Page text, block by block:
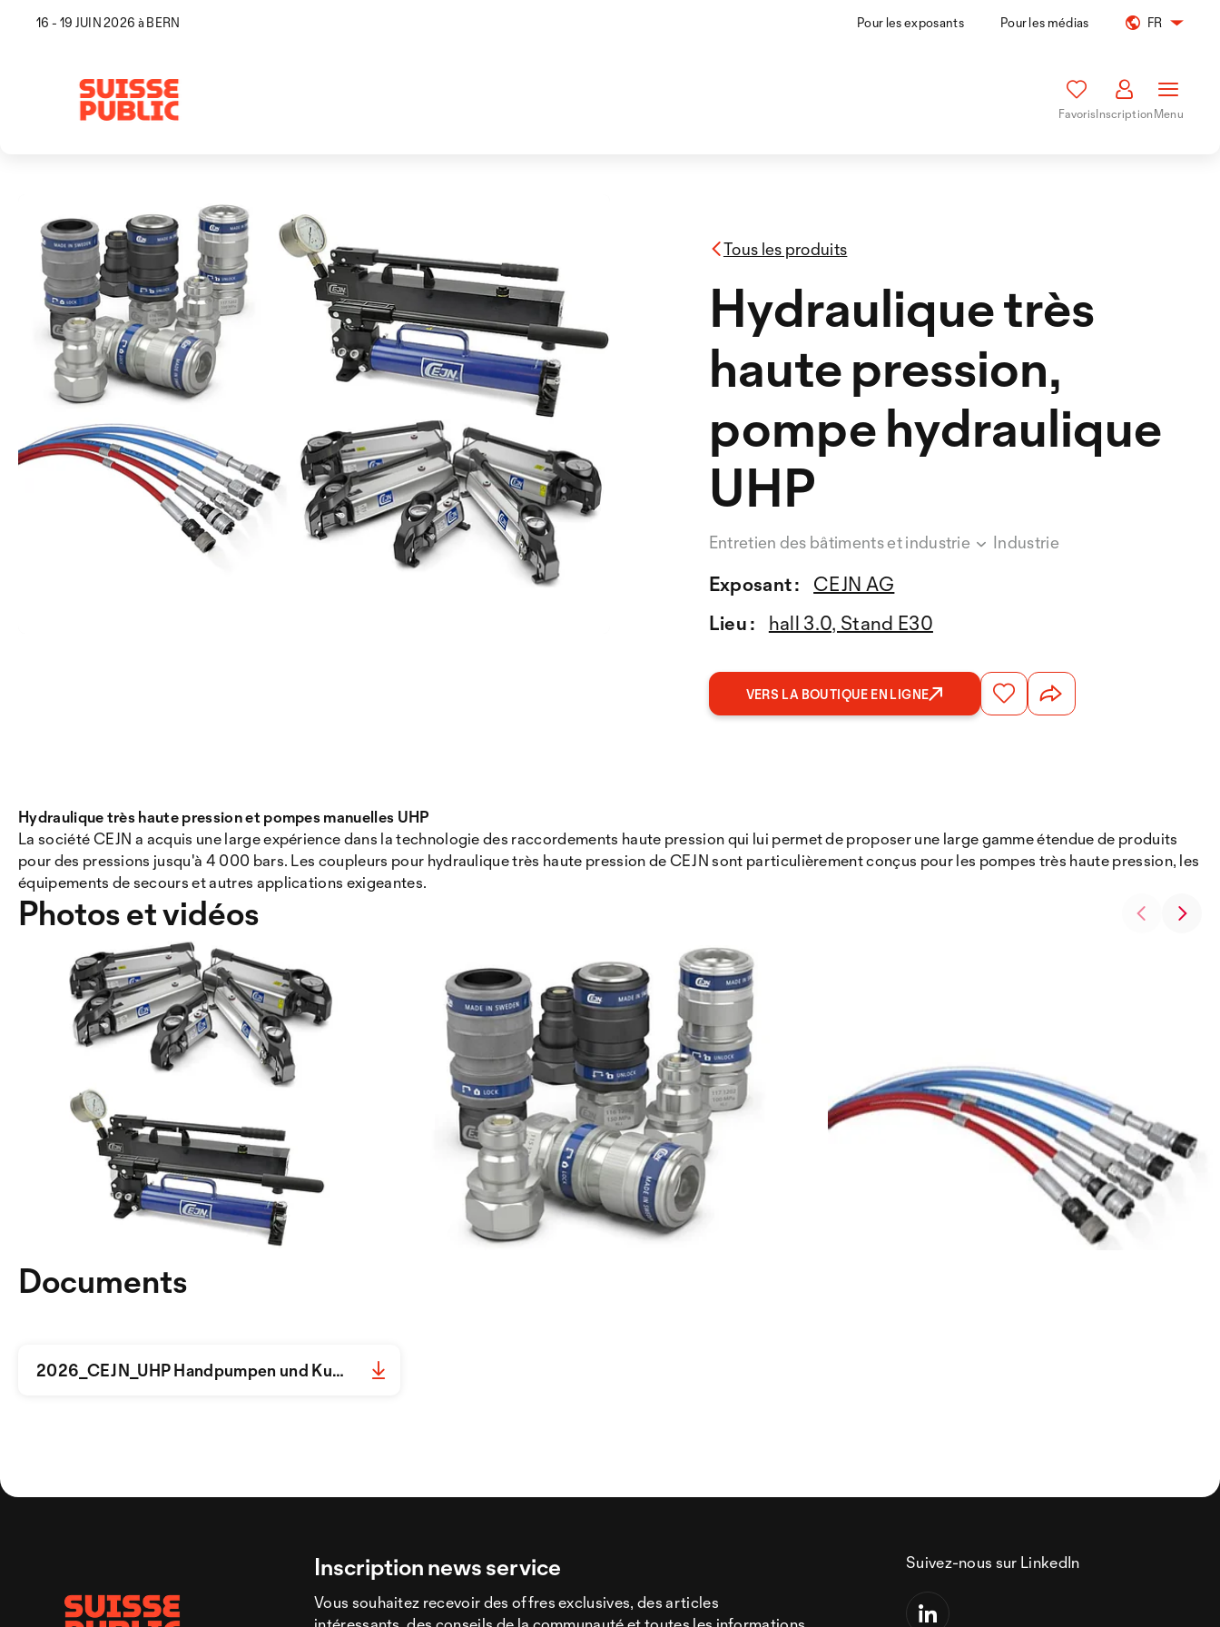
16 - 19 JUIN 2026 à BERN Pour les exposants Pour les médias FR
FavorisInscriptionMenu
Tous les produits
Hydraulique très
haute pression,
pompe hydraulique
UHP
Entretien des bâtiments et industrie Industrie
Exposant :
CEJN AG
Lieu :
hall 3.0, Stand E30
VERS LA BOUTIQUE EN LIGNE
Hydraulique très haute pression et pompes manuelles UHP
La société CEJN a acquis une large expérience dans la technologie des raccordements haute pression qui lui permet de proposer une large gamme étendue de produits
pour des pressions jusqu'à 4 000 bars. Les coupleurs pour hydraulique très haute pression de CEJN sont particulièrement conçus pour les pompes très haute pression, les
équipements de secours et autres applications exigeantes.
Photos et vidéos
Documents
2026_CEJN_UHP Handpumpen und Kupplungssysteme_S01-08_d_2262301.pdf
Inscription news service
Vous souhaitez recevoir des offres exclusives, des articles
Suivez-nous sur LinkedIn